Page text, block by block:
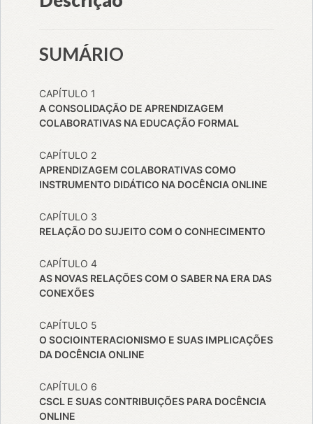
SUMÁRIO
CAPÍTULO 1
A CONSOLIDAÇÃO DE APRENDIZAGEM
COLABORATIVAS NA EDUCAÇÃO FORMAL
CAPÍTULO 2
APRENDIZAGEM COLABORATIVAS COMO
INSTRUMENTO DIDÁTICO NA DOCÊNCIA ONLINE
CAPÍTULO 3
RELAÇÃO DO SUJEITO COM O CONHECIMENTO
CAPÍTULO 4
AS NOVAS RELAÇÕES COM O SABER NA ERA DAS
CONEXÕES
CAPÍTULO 5
O SOCIOINTERACIONISMO E SUAS IMPLICAÇÕES
DA DOCÊNCIA ONLINE
CAPÍTULO 6
CSCL E SUAS CONTRIBUIÇÕES PARA DOCÊNCIA
ONLINE